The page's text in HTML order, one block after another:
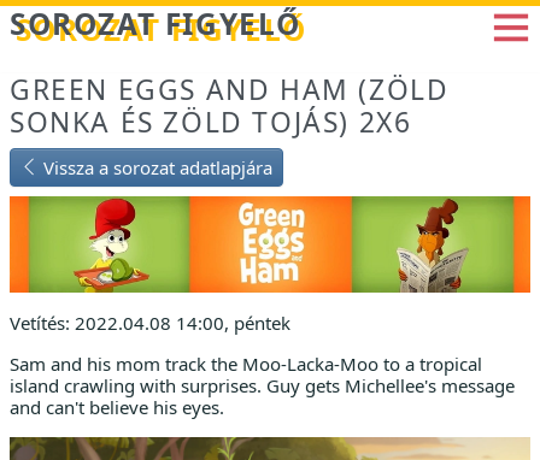
Betöltés...
SOROZAT FIGYELŐ
GREEN EGGS AND HAM (ZÖLD
SONKA ÉS ZÖLD TOJÁS) 2X6
Vissza a sorozat adatlapjára
Vetítés: 2022.04.08 14:00, péntek
Sam and his mom track the Moo-Lacka-Moo to a tropical
island crawling with surprises. Guy gets Michellee's message
and can't believe his eyes.